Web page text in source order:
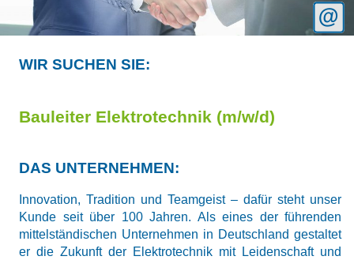
-fms
GmbH
E-
WIR SUCHEN SIE:
Bauleiter Elektrotechnik (m/w/d)
DAS UNTERNEHMEN:
Innovation, Tradition und Teamgeist – dafür steht unser
Kunde seit über 100 Jahren. Als eines der führenden
mittelständischen Unternehmen in Deutschland gestaltet
er die Zukunft der Elektrotechnik mit Leidenschaft und